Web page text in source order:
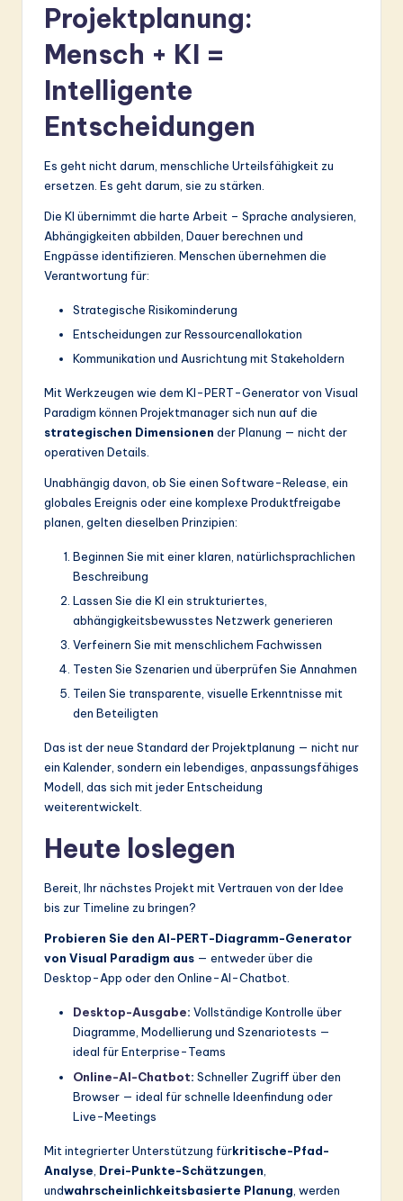
Projektplanung:
Mensch + KI =
Intelligente
Entscheidungen
Es geht nicht darum, menschliche Urteilsfähigkeit zu
ersetzen. Es geht darum, sie zu stärken.
Die KI übernimmt die harte Arbeit – Sprache analysieren,
Abhängigkeiten abbilden, Dauer berechnen und
Engpässe identifizieren. Menschen übernehmen die
Verantwortung für:
Strategische Risikominderung
Entscheidungen zur Ressourcenallokation
Kommunikation und Ausrichtung mit Stakeholdern
Mit Werkzeugen wie dem KI-PERT-Generator von Visual
Paradigm können Projektmanager sich nun auf die
strategischen Dimensionen der Planung — nicht der
operativen Details.
Unabhängig davon, ob Sie einen Software-Release, ein
globales Ereignis oder eine komplexe Produktfreigabe
planen, gelten dieselben Prinzipien:
Beginnen Sie mit einer klaren, natürlichsprachlichen
Beschreibung
Lassen Sie die KI ein strukturiertes,
abhängigkeitsbewusstes Netzwerk generieren
Verfeinern Sie mit menschlichem Fachwissen
Testen Sie Szenarien und überprüfen Sie Annahmen
Teilen Sie transparente, visuelle Erkenntnisse mit
den Beteiligten
Das ist der neue Standard der Projektplanung — nicht nur
ein Kalender, sondern ein lebendiges, anpassungsfähiges
Modell, das sich mit jeder Entscheidung
weiterentwickelt.
Heute loslegen
Bereit, Ihr nächstes Projekt mit Vertrauen von der Idee
bis zur Timeline zu bringen?
Probieren Sie den AI-PERT-Diagramm-Generator
von Visual Paradigm aus — entweder über die
Desktop-App oder den Online-AI-Chatbot.
Desktop-Ausgabe: Vollständige Kontrolle über
Diagramme, Modellierung und Szenariotests —
ideal für Enterprise-Teams
Online-AI-Chatbot: Schneller Zugriff über den
Browser — ideal für schnelle Ideenfindung oder
Live-Meetings
Mit integrierter Unterstützung fürkritische-Pfad-
Analyse Drei-Punkte-Schätzungen
undwahrscheinlichkeitsbasierte Planung , werden